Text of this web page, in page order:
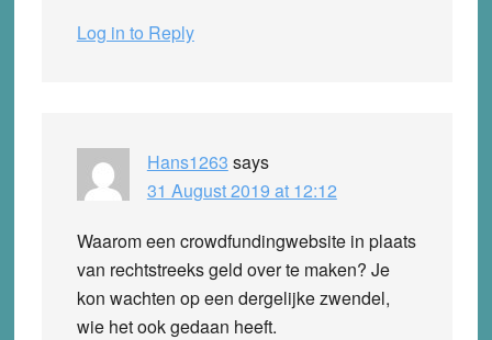
Log in to Reply
Hans1263 says
31 August 2019 at 12:12
Waarom een crowdfundingwebsite in plaats
van rechtstreeks geld over te maken? Je
kon wachten op een dergelijke zwendel,
wie het ook gedaan heeft.